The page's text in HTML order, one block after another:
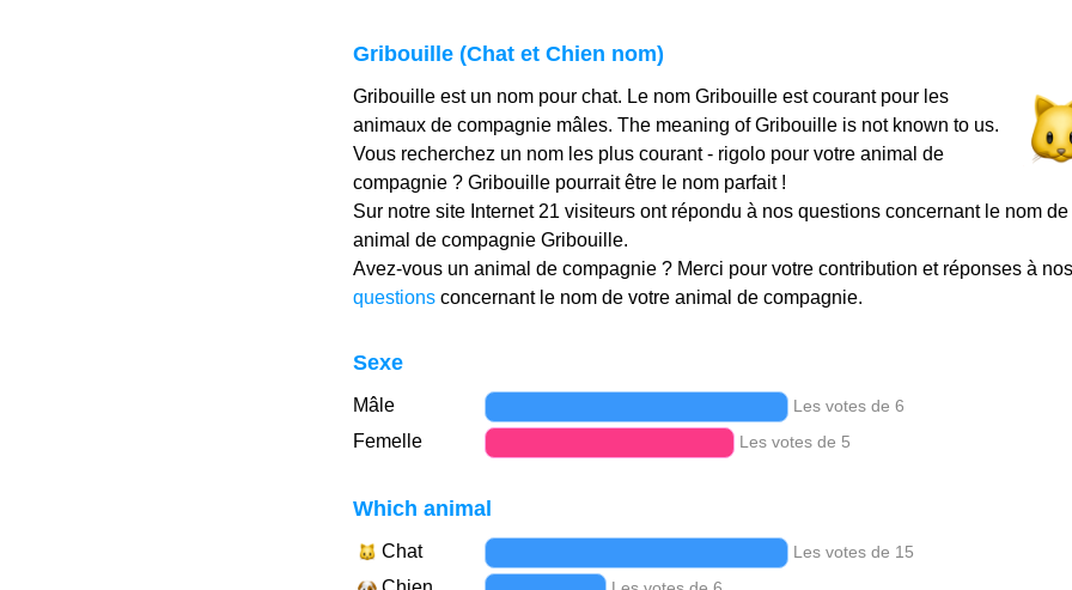
Gribouille (Chat et Chien nom)
Gribouille est un nom pour chat. Le nom Gribouille est courant pour les
animaux de compagnie mâles. The meaning of Gribouille is not known to us.
Vous recherchez un nom les plus courant - rigolo pour votre animal de
compagnie ? Gribouille pourrait être le nom parfait !
Sur notre site Internet 21 visiteurs ont répondu à nos questions concernant le nom de
animal de compagnie Gribouille.
Avez-vous un animal de compagnie ? Merci pour votre contribution et réponses à nos
questionsconcernant le nom de votre animal de compagnie.
Sexe
Mâle Les votes de 6
Femelle Les votes de 5
Which animal
Chat Les votes de 15